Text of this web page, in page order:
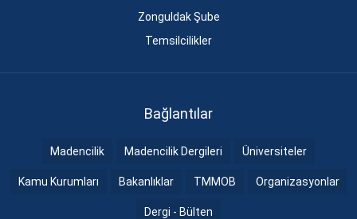
Zonguldak Şube
Temsilcilikler
Bağlantılar
Madencilik Madencilik Dergileri Üniversiteler
Kamu Kurumları Bakanlıklar TMMOB Organizasyonlar
Dergi - Bülten